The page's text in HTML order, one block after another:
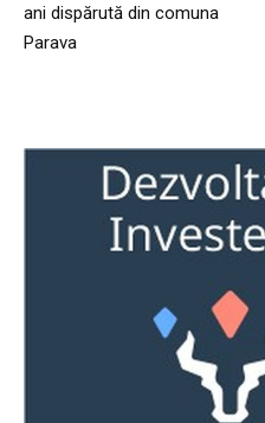
ani dispărută din comuna
Parava